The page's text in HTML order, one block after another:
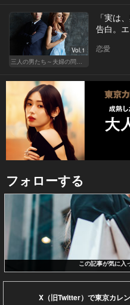
Vol.1
「実は
告白。
恋愛
フォローする
この記事が気に入
X（旧Twitter）で東京カレ